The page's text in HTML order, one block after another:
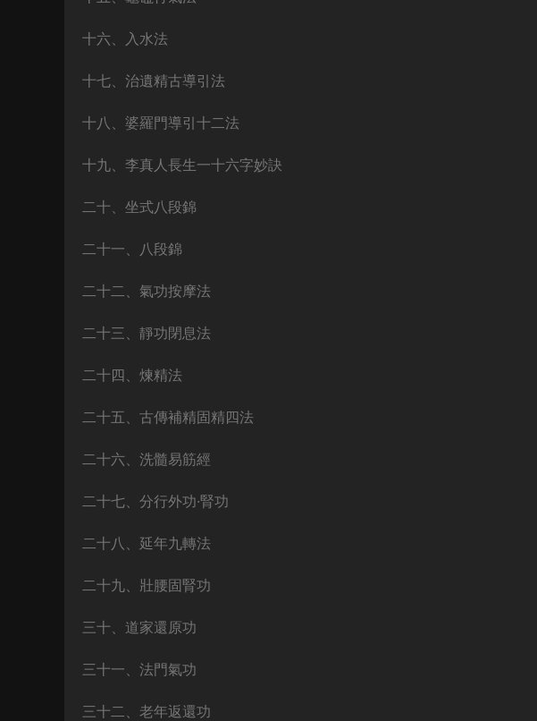
十六、入水法
十七、治遺精古導引法
十八、婆羅門導引十二法
十九、李真人長生一十六字妙訣
二十、坐式八段錦
二十一、八段錦
二十二、氣功按摩法
二十三、靜功閉息法
二十四、煉精法
二十五、古傳補精固精四法
二十六、洗髓易筋經
二十七、分行外功·腎功
二十八、延年九轉法
二十九、壯腰固腎功
三十、道家還原功
三十一、法門氣功
三十二、老年返還功